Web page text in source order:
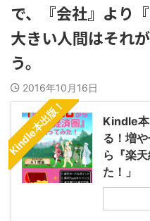
で、『会社』より
大きい人間はそれ
う。
2016年10月16日
Kindle本出版！
Kindle本
る！増
ら『楽
た！」